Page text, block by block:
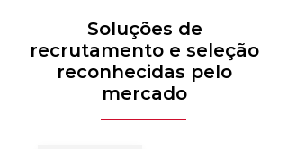
Soluções de
recrutamento e seleção
reconhecidas pelo
mercado